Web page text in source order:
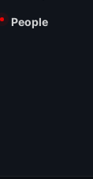
People